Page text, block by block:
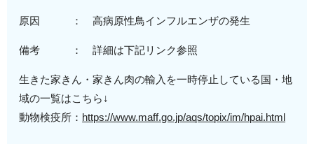
原因 ： 高病原性鳥インフルエンザの発生
備考 ： 詳細は下記リンク参照
生きた家きん・家きん肉の輸入を一時停止している国・地
域の一覧はこちら↓
動物検疫所： https://www.maff.go.jp/aqs/topix/im/hpai.html